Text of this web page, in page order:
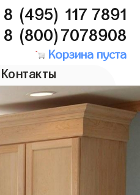
8 (495) 117 7891
8 (800)7078908
Корзина пуста
Контакты